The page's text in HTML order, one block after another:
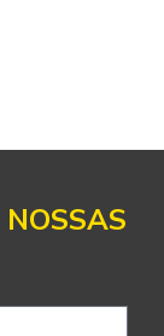
NOSSAS